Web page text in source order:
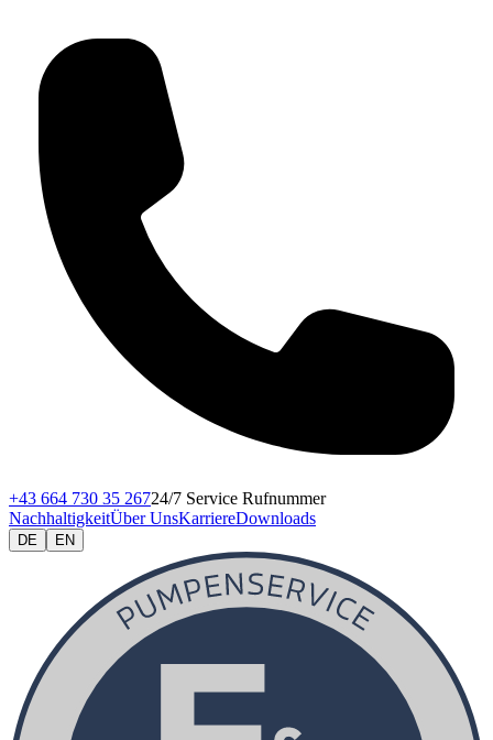
+43 664 730 35 26724/7 Service Rufnummer
NachhaltigkeitÜber UnsKarriereDownloads
DE EN